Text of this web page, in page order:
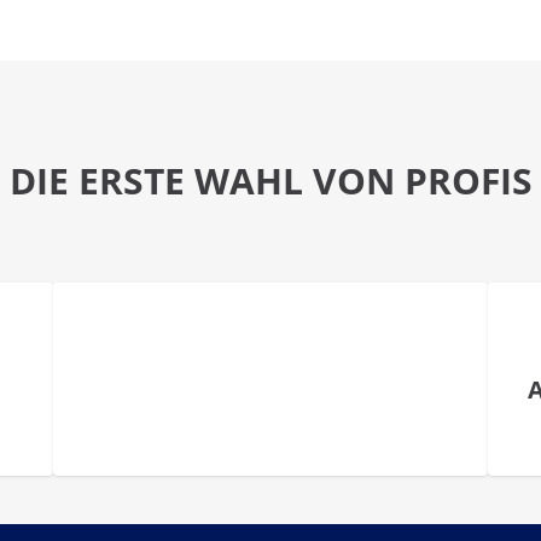
DIE ERSTE WAHL VON PROFIS